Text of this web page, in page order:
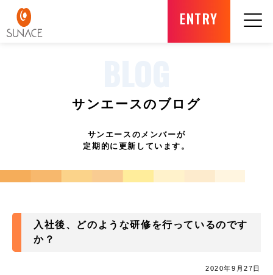
ENTRY
サンエースのブログ
サンエースのメンバーが
定期的に更新しています。
入社後、どのような研修を行っているのです
か？
2020年9月27日